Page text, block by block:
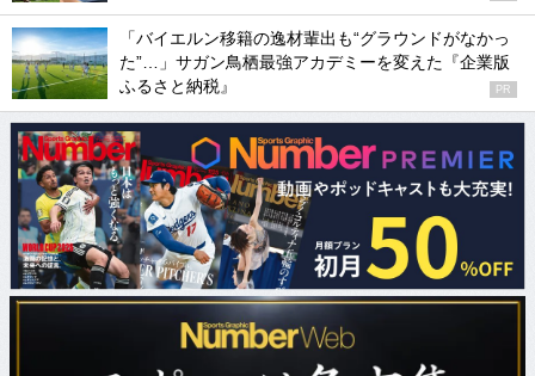
「バイエルン移籍の逸材輩出も“グラウンドがなかっ
た”…」サガン鳥栖最強アカデミーを変えた『企業版
ふるさと納税』
PR